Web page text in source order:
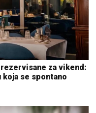
za vikend:
se spontano